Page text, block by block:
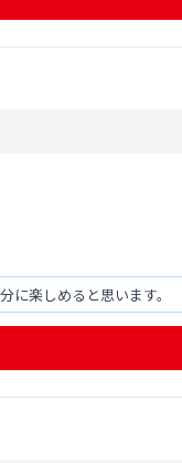
楽しめると思います。